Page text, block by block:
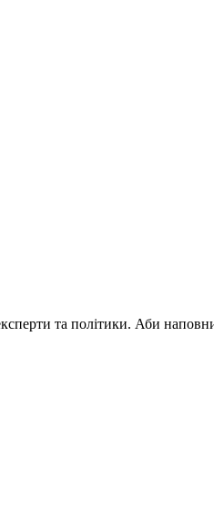
та політики. Аби